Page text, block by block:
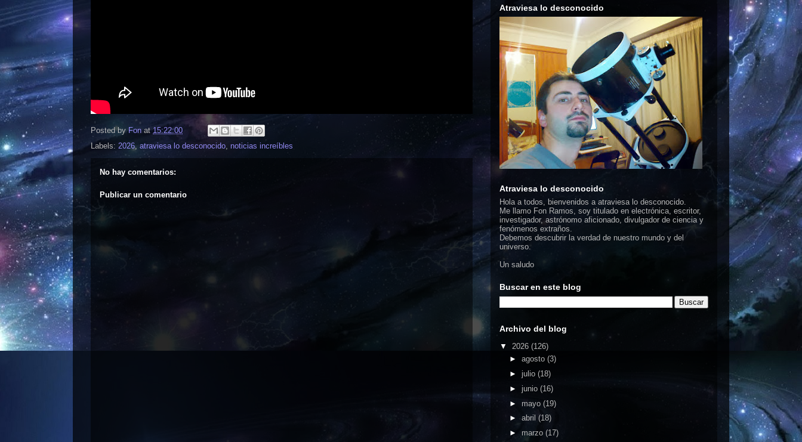
Posted byFon at15:22:00
Labels: 2026, atraviesa lo desconocido, noticias increíbles
No hay comentarios:
Publicar un comentario
Atraviesa lo desconocido
Atraviesa lo desconocido
Hola a todos, bienvenidos a atraviesa lo desconocido.
Me llamo Fon Ramos, soy titulado en electrónica, escritor,
investigador, astrónomo aficionado, divulgador de ciencia y
fenómenos extraños.
Debemos descubrir la verdad de nuestro mundo y del
universo.
Un saludo
Buscar en este blog
Archivo del blog
▼ 2026 (126)
► agosto (3)
► julio (18)
► junio (16)
► mayo (19)
► abril (18)
► marzo (17)